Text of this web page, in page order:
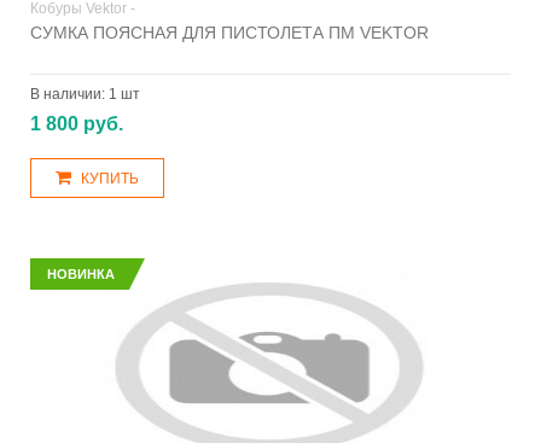
Кобуры Vektor -
СУМКА ПОЯСНАЯ ДЛЯ ПИСТОЛЕТА ПМ VEKTOR
В наличии: 1 шт
1 800 руб.
КУПИТЬ
НОВИНКА